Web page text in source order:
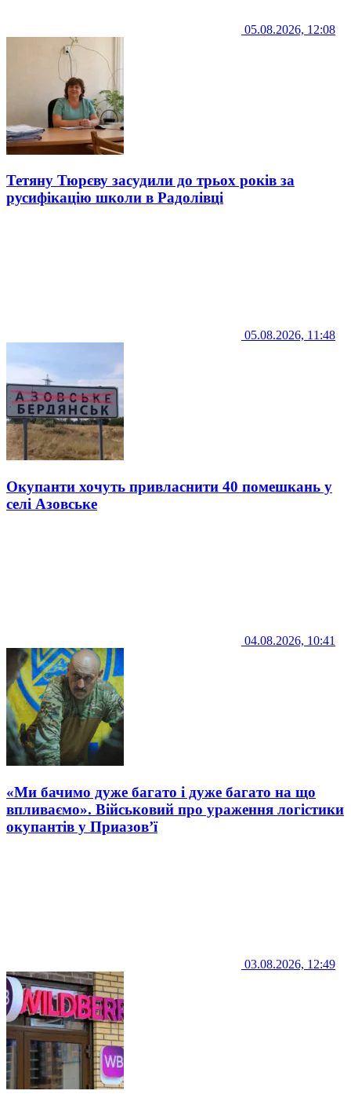
05.08.2026, 12:08
Тетяну Тюрєву засудили до трьох років за
русифікацію школи в Радолівці
05.08.2026, 11:48
Окупанти хочуть привласнити 40 помешкань у
селі Азовське
04.08.2026, 10:41
«Ми бачимо дуже багато і дуже багато на що
впливаємо». Військовий про ураження логістики
окупантів у Приазов’ї
03.08.2026, 12:49